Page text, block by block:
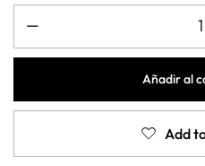
Añadir al
Add